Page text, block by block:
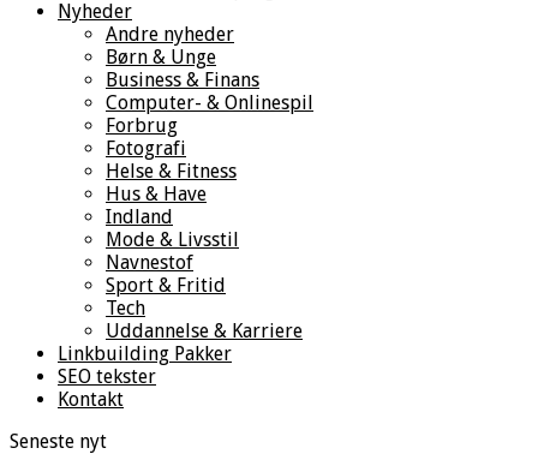
Nyheder
Andre nyheder
Børn & Unge
Business & Finans
Computer- & Onlinespil
Forbrug
Fotografi
Helse & Fitness
Hus & Have
Indland
Mode & Livsstil
Navnestof
Sport & Fritid
Tech
Uddannelse & Karriere
Linkbuilding Pakker
SEO tekster
Kontakt
Seneste nyt